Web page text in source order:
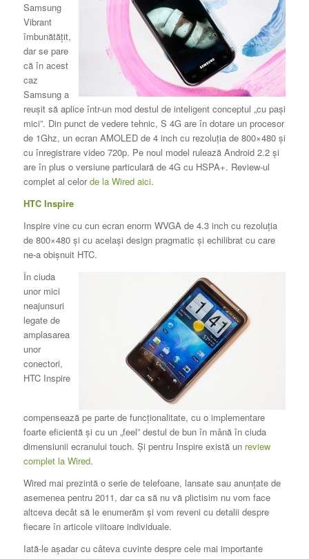
Samsung
Vibrant
îmbunătăţit,
dar se pare
că în acest
caz
Samsung a
reuşit să aplice într-un mod destul de inteligent conceptul „cu paşi
mici”. Din punct de vedere tehnic, S 4G are în dotare un procesor
de 1Ghz, un ecran AMOLED de 4 inch cu rezoluţia de 800×480 şi
cu înregistrare video 720p. Pe noul model rulează Android 2.2 şi
are în plus o versiune particulară de 4G cu HSPA+. Review-ul
complet al celorde la Wired aici.
HTC Inspire
Inspire vine cu cun ecran enorm WVGA de 4.3 inch cu rezoluţia
de 800×480 şi cu acelaşi design pragmatic şi echilibrat cu care
ne-a obişnuit HTC.
În ciuda
unor mici
neajunsuri
legate de
amplasarea
unor
conectori,
HTC Inspire
compensează pe parte de funcţionalitate, cu o implementare
foarte eficientă şi cu un „feel” destul de bun în mână în ciuda
dimensiunii ecranului touch. Şi pentru Inspire există un review
complet la Wired.
Wired mai prezintă o serie de telefoane, lansate sau anunţate de
asemenea pentru 2011, dar ca să nu vă plictisim nu vom face
altceva decât să le enumerăm şi vom reveni cu detalii despre
fiecare în articole viitoare individuale.
Iată-le aşadar cu câteva cuvinte despre cele mai importante